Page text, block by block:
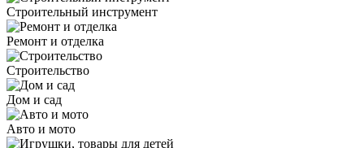
Строительный инструмент
Ремонт и отделка
Строительство
Дом и сад
Авто и мото